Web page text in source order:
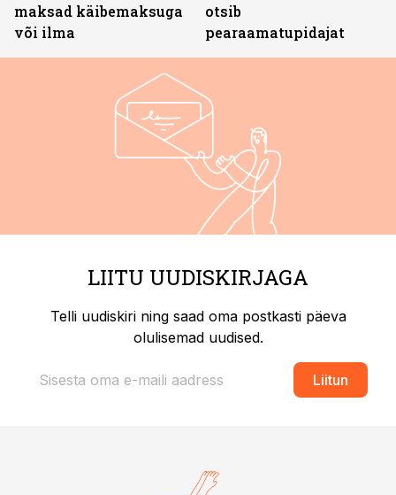
maksad käibemaksuga
või ilma
otsib
pearaamatupidajat
LIITU UUDISKIRJAGA
Telli uudiskiri ning saad oma postkasti päeva
olulisemad uudised.
Liitun